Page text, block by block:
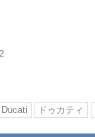
Ducati ドゥカティ